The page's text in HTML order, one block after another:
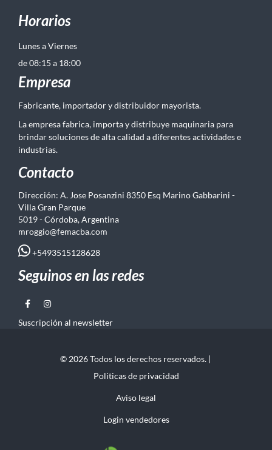
Horarios
Lunes a Viernes
de 08:15 a 18:00
Empresa
Fabricante, importador y distribuidor mayorista.
La empresa fabrica, importa y distribuye maquinaria para
brindar soluciones de alta calidad a diferentes actividades e
industrias.
Contacto
Dirección: A. Jose Posanzini 8350 Esq Marino Gabbarini -
Villa Gran Parque
5019 - Córdoba, Argentina
mroggio@femacba.com
+5493515128628
Seguinos en las redes
Suscripción al newsletter
© 2026 Todos los derechos reservados. |
Politicas de privacidad
Aviso legal
Login vendedores